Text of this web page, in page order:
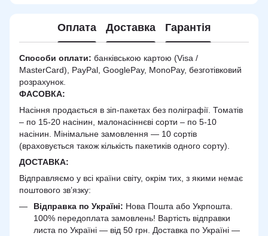
Оплата Доставка Гарантія
Способи оплати: банківською картою (Visa /
MasterCard), PayPal, GooglePay, MonoPay, безготівковий
розрахунок.
ФАСОВКА:
Насіння продається в зіп-пакетах без поліграфії. Томатів
– по 15-20 насінин, малонасіннєві сорти – по 5-10
насінин. Мінімальне замовлення — 10 сортів
(враховується також кількість пакетиків одного сорту).
ДОСТАВКА:
Відправляємо у всі країни світу, окрім тих, з якими немає
поштового зв’язку:
Відправка по Україні: Нова Пошта або Укрпошта.
100% передоплата замовлень! Вартість відправки
листа по Україні — від 50 грн. Доставка по Україні —